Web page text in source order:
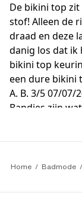
De bikini top
stof! Alleen de
draad en deze
danig los dat ik
bikini top
een dure bikini
A. B. 3/507/07/
Bandjes zijn
Zit mooi
Home Badmode